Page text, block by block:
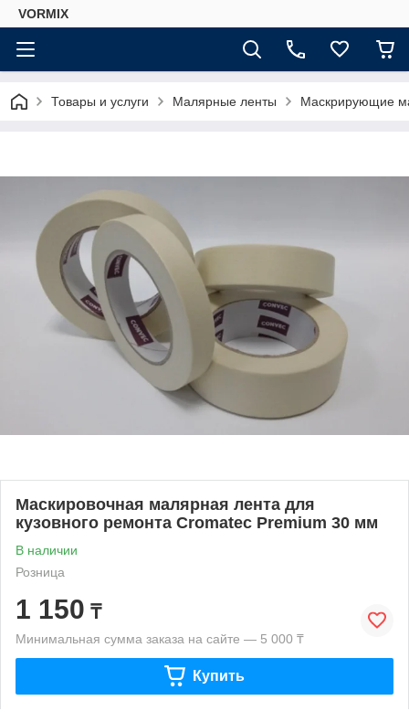
VORMIX
Товары и услуги Малярные ленты Маскрирующие
Маскировочная малярная лента для
кузовного ремонта Cromatec Premium 30 мм
В наличии
Розница
1 150 ₸
Минимальная сумма заказа на сайте — 5 000 ₸
Купить